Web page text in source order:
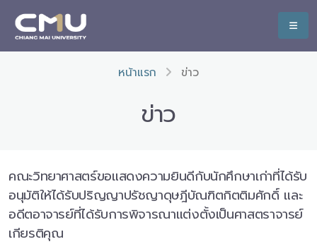
หน้าแรก ข่าว
ข่าว
คณะวิทยาศาสตร์ขอแสดงความยินดีกับนักศึกษาเก่าที่ได้รับ
อนุมัติให้ได้รับปริญญาปรัชญาดุษฎีบัณฑิตกิตติมศักดิ์ และ
อดีตอาจารย์ที่ได้รับการพิจารณาแต่งตั้งเป็นศาสตราจารย์
เกียรติคุณ